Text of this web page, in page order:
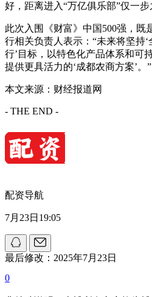
好，距离进入“万亿俱乐部”仅一步
此次入围《财富》中国500强，既
行相关负责人表示：“未来将坚持
行’目标，以特色化产品体系和可
提供更具活力的‘成都农商方案’。”
本文来源：财经报道网
- THE END -
配资导航
7月23日19:05
最后修改：2025年7月23日
0